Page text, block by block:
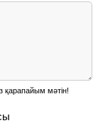
қарапайым мәтін!